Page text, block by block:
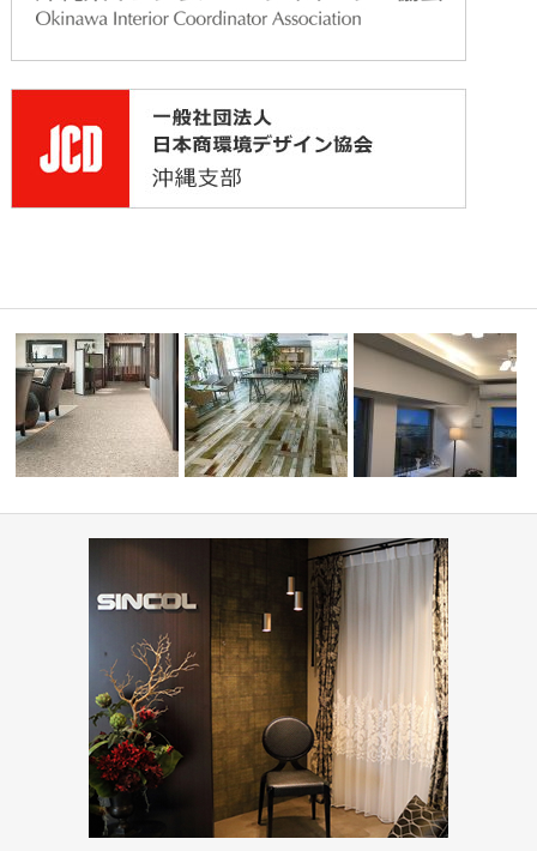
ショップ・飲食店(コーディネミルコマンション沖縄市
ランパーク …